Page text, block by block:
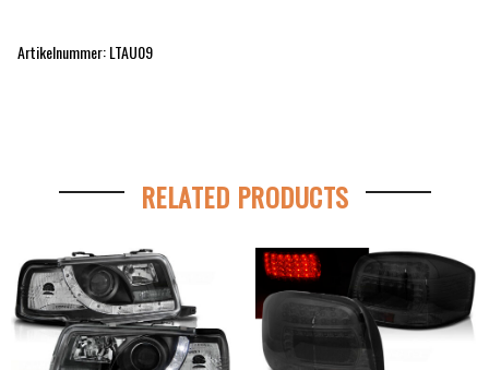
Artikelnummer: LTAU09
RELATED PRODUCTS